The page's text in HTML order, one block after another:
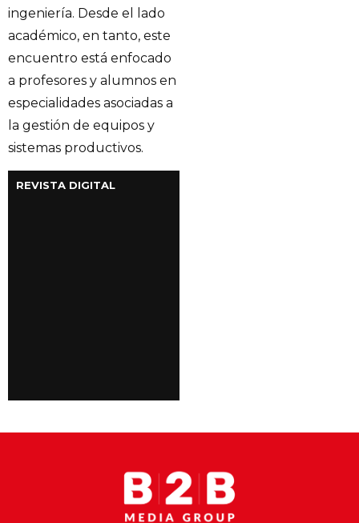
ingeniería. Desde el lado
académico, en tanto, este
encuentro está enfocado
a profesores y alumnos en
especialidades asociadas a
la gestión de equipos y
sistemas productivos.
REVISTA DIGITAL